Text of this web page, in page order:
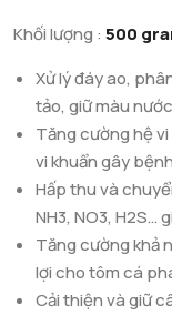
Khối lượng : 500
Xử lý đáy ao,
tảo, giữ màu
Tăng cường hệ
vi khuẩn gây
Hấp thu và
NH3, NO3, H2S…
Tăng cường khả
lợi cho tôm cá
Cải thiện và giữ